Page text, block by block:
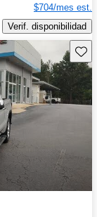
$704/mes est.
Verif. disponibilidad